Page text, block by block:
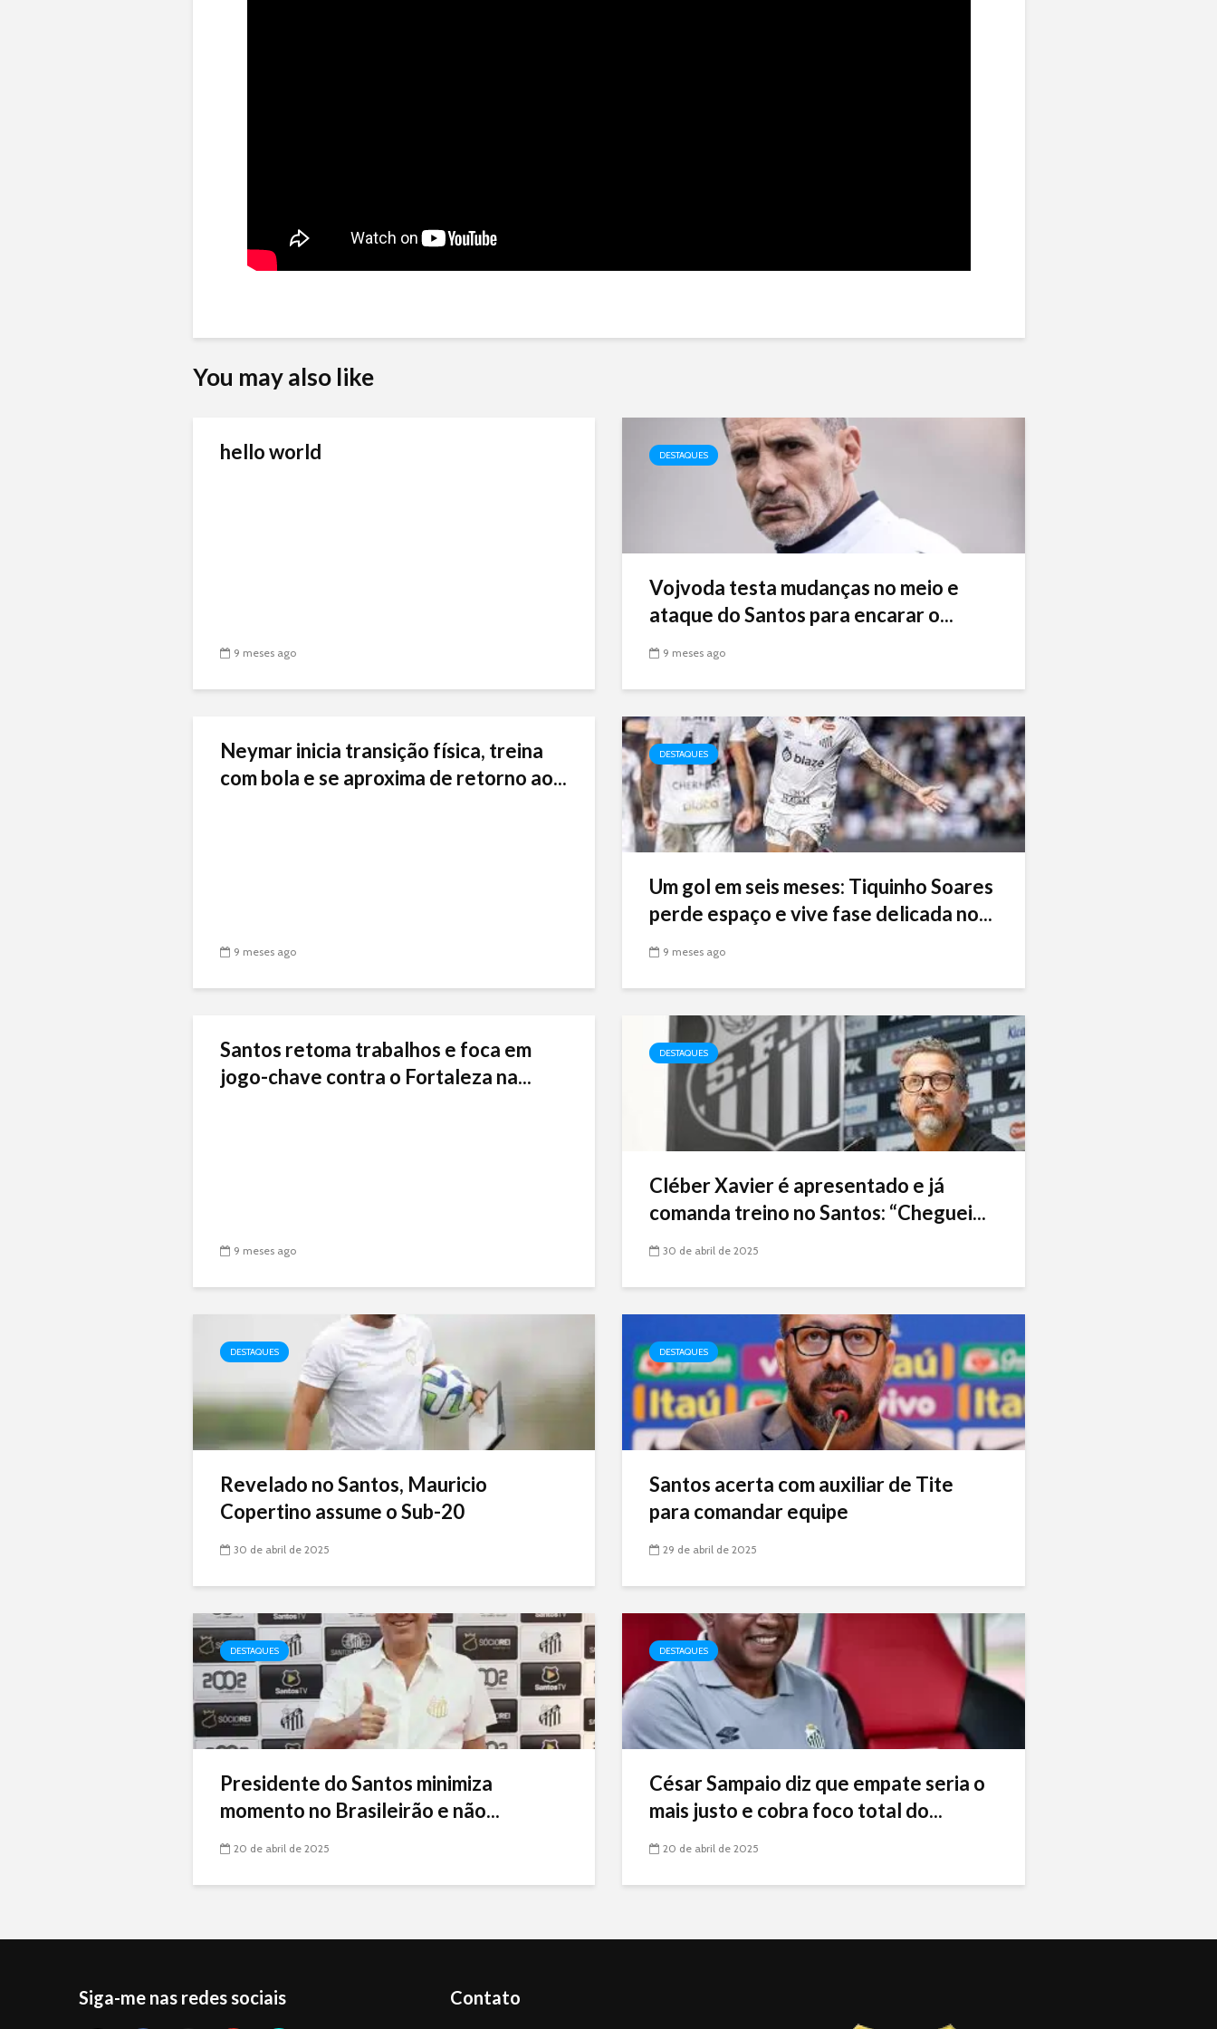
You may also like
hello world
9 meses ago
DESTAQUES
Vojvoda testa mudanças no meio e
ataque do Santos para encarar o...
9 meses ago
Neymar inicia transição física, treina
com bola e se aproxima de retorno ao...
9 meses ago
DESTAQUES
Um gol em seis meses: Tiquinho Soares
perde espaço e vive fase delicada no...
9 meses ago
Santos retoma trabalhos e foca em
jogo-chave contra o Fortaleza na...
9 meses ago
DESTAQUES
Cléber Xavier é apresentado e já
comanda treino no Santos: “Cheguei...
30 de abril de 2025
DESTAQUES
Revelado no Santos, Mauricio
Copertino assume o Sub-20
30 de abril de 2025
DESTAQUES
Santos acerta com auxiliar de Tite
para comandar equipe
29 de abril de 2025
DESTAQUES
Presidente do Santos minimiza
momento no Brasileirão e não...
20 de abril de 2025
DESTAQUES
César Sampaio diz que empate seria o
mais justo e cobra foco total do...
20 de abril de 2025
Siga-me nas redes sociais Contato